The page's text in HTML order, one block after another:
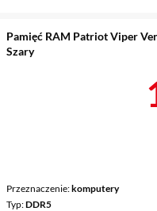
Pamięć RAM Patriot Viper
Szary
Przeznaczenie komputery
Typ DDR5